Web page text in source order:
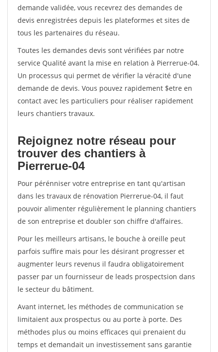
demande validée, vous recevrez des demandes de
devis enregistrées depuis les plateformes et sites de
tous les partenaires du réseau.
Toutes les demandes devis sont vérifiées par notre
service Qualité avant la mise en relation à Pierrerue-04.
Un processus qui permet de vérifier la véracité d'une
demande de devis. Vous pouvez rapidement $etre en
contact avec les particuliers pour réaliser rapidement
leurs chantiers travaux.
Rejoignez notre réseau pour
trouver des chantiers à
Pierrerue-04
Pour pérénniser votre entreprise en tant qu'artisan
dans les travaux de rénovation Pierrerue-04, il faut
pouvoir alimenter régulièrement le planning chantiers
de son entreprise et doubler son chiffre d'affaires.
Pour les meilleurs artisans, le bouche à oreille peut
parfois suffire mais pour les désirant progresser et
augmenter leurs revenus il faudra obligatoirement
passer par un fournisseur de leads prospectsion dans
le secteur du bâtiment.
Avant internet, les méthodes de communication se
limitaient aux prospectus ou au porte à porte. Des
méthodes plus ou moins efficaces qui prenaient du
temps et demandait un investissement sans garantie